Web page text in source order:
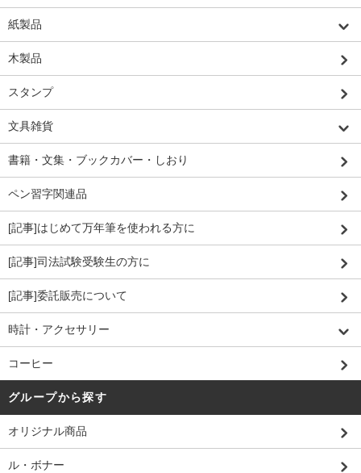
紙製品
木製品
スタンプ
文具雑貨
書籍・文集・ブックカバー・しおり
ペン習字関連品
[記事]はじめて万年筆を使われる方に
[記事]司法試験受験生の方に
[記事]委託販売について
時計・アクセサリー
コーヒー
グループから探す
オリジナル商品
ル・ボナー